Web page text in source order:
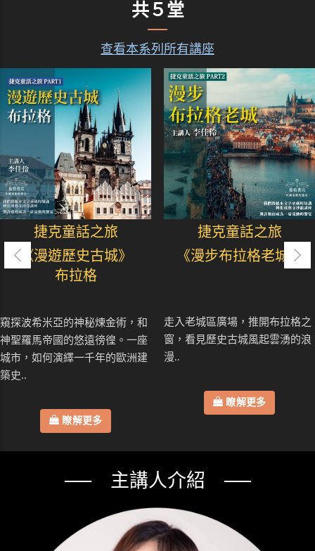
共５堂
查看本系列所有講座
捷克童話之旅
《漫遊歷史古城》
布拉格
窺探波希米亞的神秘煉金術，和
神聖羅馬帝國的悠遠徬徨。一座
城市，如何演繹一千年的歐洲建
築史..
瞭解更多
捷克童話之旅
《漫步布拉格老城》
走入老城區廣場，推開布拉格之
窗，看見歷史古城風起雲湧的浪
漫..
瞭解更多
── 主講人介紹 ──